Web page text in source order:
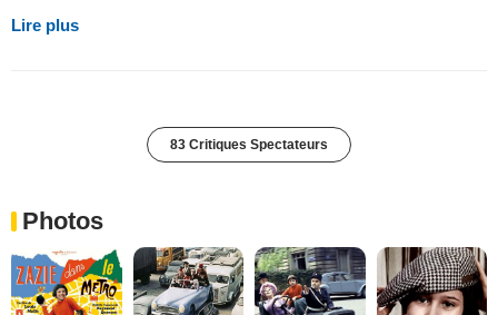
Lire plus
83 Critiques Spectateurs
Photos